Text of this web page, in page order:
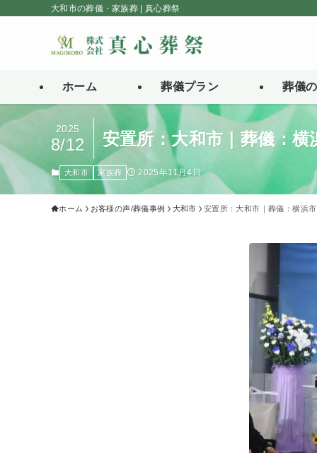
大和市の葬儀・家族葬 | 真心葬祭
ホーム 葬儀プラン 葬儀
安置所：大和市｜葬儀：
2025
8/12
大和市 家族葬 2025年11月4日
ホーム お客様の声/葬儀事例 大和市 安置所：大和市｜葬儀：横浜